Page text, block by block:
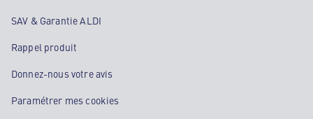
SAV & Garantie ALDI
Rappel produit
Donnez-nous votre avis
Paramétrer mes cookies